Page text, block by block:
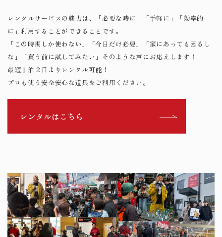
レンタルサービスの魅力は、「必要な時に」「手軽に」「効率的
に」利用することができることです。
「この時期しか使わない」「今日だけ必要」「家にあっても困るし
な」「買う前に試してみたい」そのような声にお応えします！
最短１泊２日よりレンタル可能！
プロも使う安全安心な道具をご利用ください。​​​​​​​
レンタルはこちら